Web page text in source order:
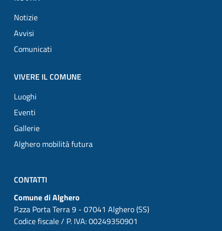
Notizie
Avvisi
Comunicati
VIVERE IL COMUNE
Luoghi
Eventi
Gallerie
Alghero mobilità futura
CONTATTI
Comune di Alghero
P.zza Porta Terra 9 - 07041 Alghero (SS)
Codice fiscale / P. IVA: 00249350901